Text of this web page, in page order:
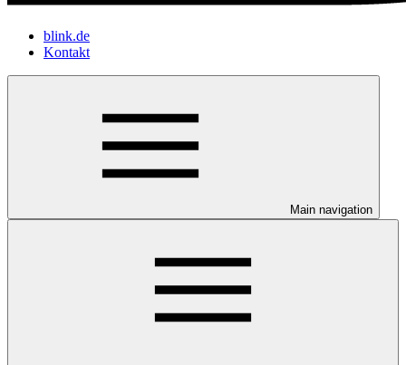
blink.de
Kontakt
Main navigation